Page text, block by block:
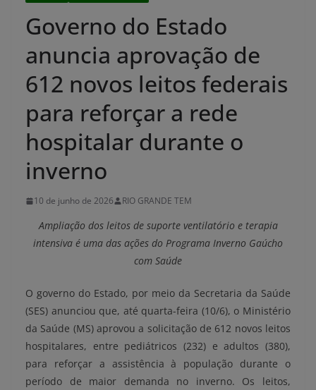
Governo do Estado
anuncia aprovação de
612 novos leitos federais
para reforçar a rede
hospitalar durante o
inverno
10 de junho de 2026 RIO GRANDE TEM
Ampliação dos leitos de suporte ventilatório e terapia
intensiva é uma das ações do Programa Inverno Gaúcho
com Saúde
O governo do Estado, por meio da Secretaria da Saúde
(SES) anunciou que, até quarta-feira (10/6), o Ministério
da Saúde (MS) aprovou a solicitação de 612 novos leitos
hospitalares, entre pediátricos (232) e adultos (380),
para reforçar a assistência à população durante o
período de maior demanda no inverno. Os leitos,